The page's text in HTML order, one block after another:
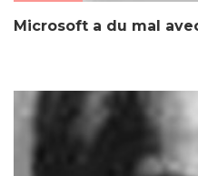
Microsoft a du mal